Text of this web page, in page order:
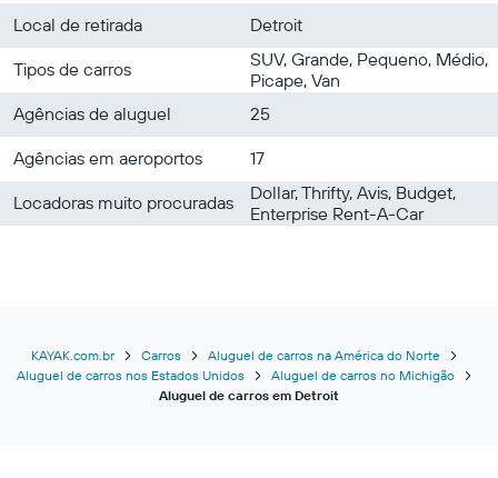
Local de retirada
Detroit
Tipos de carros
SUV, Grande, Pequeno, Médio,
Picape, Van
Agências de aluguel
25
Agências em aeroportos
17
Locadoras muito procuradas
Dollar, Thrifty, Avis, Budget,
Enterprise Rent-A-Car
KAYAK.com.br Carros
Aluguel de carros na América do Norte
Aluguel de carros nos Estados Unidos
Aluguel de carros no Michigão
Aluguel de carros em Detroit